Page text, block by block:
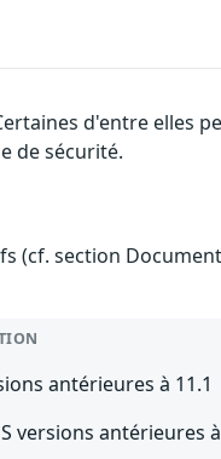
d'entre
de sécurité.
(cf. section
antérieures à 11.1
versions antérieures à